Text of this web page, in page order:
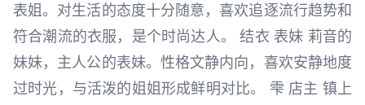
表姐。对生活的态度十分随意，喜欢追逐流行趋势和
符合潮流的衣服，是个时尚达人。 结衣 表妹 莉音的
妹妹，主人公的表妹。性格文静内向，喜欢安静地度
过时光，与活泼的姐姐形成鲜明对比。 雫 店主 镇上